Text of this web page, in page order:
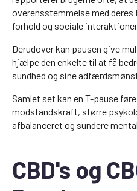
overensstemmelse med
forhold og sociale
Derudover kan pausen give
hjælpe den enkelte til at få
sundhed og sine
Samlet set kan en T-pause
modstandskraft, større
afbalanceret og sundere
CBD's og